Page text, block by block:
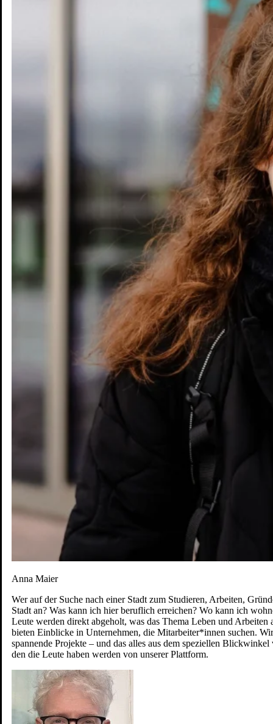
Anna Maier
Wer auf der Suche nach einer Stadt zum Studieren, Arbeiten,
Stadt an? Was kann ich hier beruflich erreichen? Wo kann ich
Leute werden direkt abgeholt, was das Thema Leben und
bieten Einblicke in Unternehmen, die Mitarbeiter*innen suchen.
spannende Projekte – und das alles aus dem speziellen
den die Leute haben werden von unserer Plattform.